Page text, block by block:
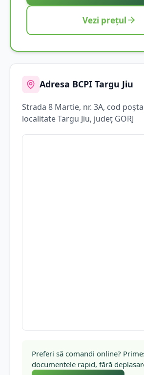
Vezi prețul
Adresa BCPI Targu Jiu
Strada 8 Martie, nr. 3A, cod
localitateTargu Jiu, județ GORJ
Preferi să comandi online?
documentele rapid, fără